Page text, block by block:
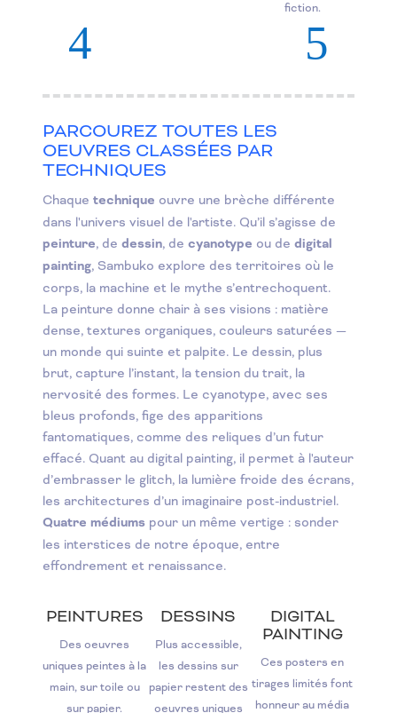
fiction.
PARCOUREZ TOUTES LES
OEUVRES CLASSÉES PAR
TECHNIQUES
Chaque technique ouvre une brèche différente
dans l'univers visuel de l'artiste. Qu’il s’agisse de
peinture, de dessin, de cyanotype ou de digital
painting, Sambuko explore des territoires où le
corps, la machine et le mythe s’entrechoquent.
La peinture donne chair à ses visions : matière
dense, textures organiques, couleurs saturées —
un monde qui suinte et palpite. Le dessin, plus
brut, capture l’instant, la tension du trait, la
nervosité des formes. Le cyanotype, avec ses
bleus profonds, fige des apparitions
fantomatiques, comme des reliques d’un futur
effacé. Quant au digital painting, il permet à l'auteur
d’embrasser le glitch, la lumière froide des écrans,
les architectures d’un imaginaire post-industriel.
Quatre médiums pour un même vertige : sonder
les interstices de notre époque, entre
effondrement et renaissance.
PEINTURES
Des oeuvres
uniques peintes à la
main, sur toile ou
sur papier.
DESSINS
Plus accessible,
les dessins sur
papier restent des
oeuvres uniques
DIGITAL
PAINTING
Ces posters en
tirages limités font
honneur au média